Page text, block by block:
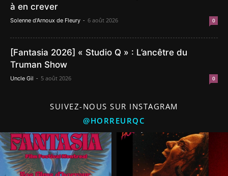
à en crever
Solenne d'Arnoux de Fleury - 6 août 2026 0
[Fantasia 2026] « Studio Q » : L’ancêtre du
Truman Show
Uncle Gil - 5 août 2026 0
SUIVEZ-NOUS SUR INSTAGRAM
@HORREURQC